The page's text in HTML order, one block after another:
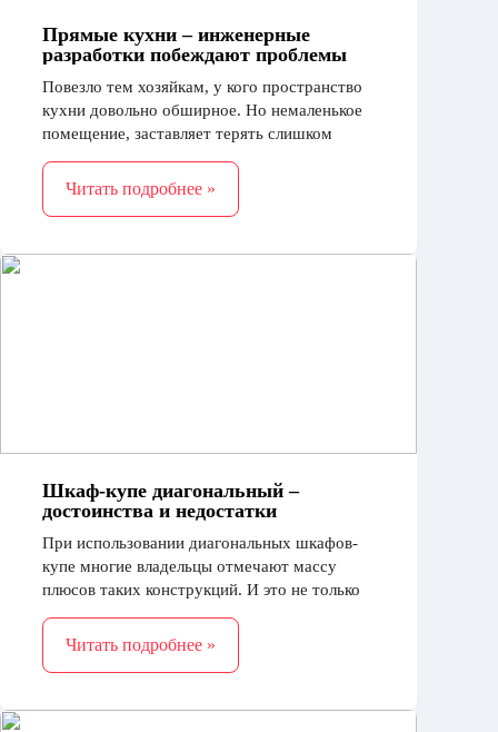
Прямые кухни – инженерные
разработки побеждают проблемы
Повезло тем хозяйкам, у кого пространство
кухни довольно обширное. Но немаленькое
помещение, заставляет терять слишком
много времени, при приготовлении пищи,
чтобы дотянуться до нужной посуды,
выбросить мусор и т.п.
Читать подробнее »
Шкаф-купе диагональный –
достоинства и недостатки
При использовании диагональных шкафов-
купе многие владельцы отмечают массу
плюсов таких конструкций. И это не только
многофункциональность и удобство
эксплуатации, но и множество других
Читать подробнее »